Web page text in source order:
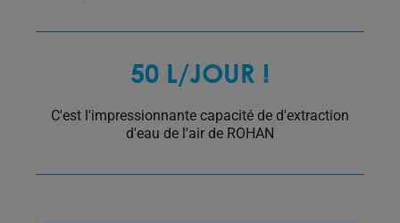
50 L/JOUR !
C'est l'impressionnante capacité de d'extraction
d'eau de l'air de ROHAN